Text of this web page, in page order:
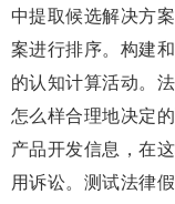
中提取候选解决方
案进行排序。构建
的认知计算活动。
怎么样合理地决定
产品开发信息，在
用诉讼。测试法律